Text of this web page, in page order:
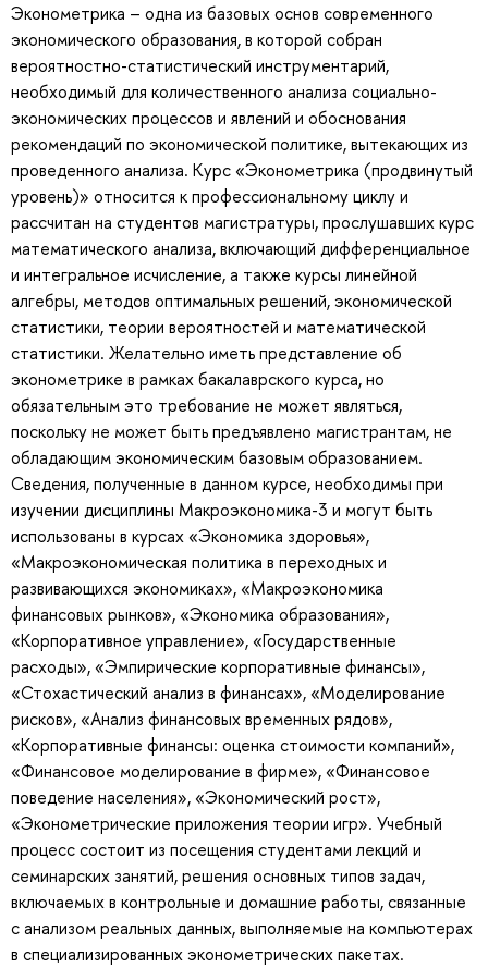
Эконометрика – одна из базовых основ современного
экономического образования, в которой собран
вероятностно-статистический инструментарий,
необходимый для количественного анализа социально-
экономических процессов и явлений и обоснования
рекомендаций по экономической политике, вытекающих из
проведенного анализа. Курс «Эконометрика (продвинутый
уровень)» относится к профессиональному циклу и
рассчитан на студентов магистратуры, прослушавших курс
математического анализа, включающий дифференциальное
и интегральное исчисление, а также курсы линейной
алгебры, методов оптимальных решений, экономической
статистики, теории вероятностей и математической
статистики. Желательно иметь представление об
эконометрике в рамках бакалаврского курса, но
обязательным это требование не может являться,
поскольку не может быть предъявлено магистрантам, не
обладающим экономическим базовым образованием.
Сведения, полученные в данном курсе, необходимы при
изучении дисциплины Макроэкономика-3 и могут быть
использованы в курсах «Экономика здоровья»,
«Макроэкономическая политика в переходных и
развивающихся экономиках», «Макроэкономика
финансовых рынков», «Экономика образования»,
«Корпоративное управление», «Государственные
расходы», «Эмпирические корпоративные финансы»,
«Стохастический анализ в финансах», «Моделирование
рисков», «Анализ финансовых временных рядов»,
«Корпоративные финансы: оценка стоимости компаний»,
«Финансовое моделирование в фирме», «Финансовое
поведение населения», «Экономический рост»,
«Эконометрические приложения теории игр». Учебный
процесс состоит из посещения студентами лекций и
семинарских занятий, решения основных типов задач,
включаемых в контрольные и домашние работы, связанные
с анализом реальных данных, выполняемые на компьютерах
в специализированных эконометрических пакетах.